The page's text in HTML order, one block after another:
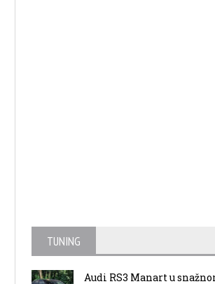
TUNING
Audi RS3 Manart u